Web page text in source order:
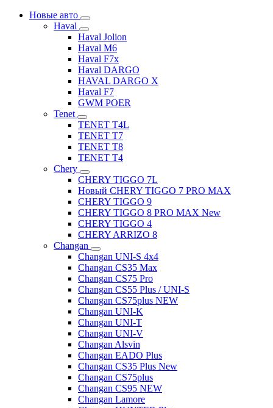
Новые авто
Haval
Haval Jolion
Haval M6
Haval F7x
Haval DARGO
HAVAL DARGO Х
Haval F7
GWM POER
Tenet
TENET T4L
TENET T7
TENET T8
TENET T4
Chery
CHERY TIGGO 7L
Новый CHERY TIGGO 7 PRO MAX
CHERY TIGGO 9
CHERY TIGGO 8 PRO MAX New
CHERY TIGGO 4
CHERY ARRIZO 8
Changan
Changan UNI-S 4x4
Changan CS35 Max
Changan CS75 Pro
Changan CS55 Plus / UNI-S
Changan CS75plus NEW
Changan UNI-K
Changan UNI-T
Changan UNI-V
Changan Alsvin
Changan EADO Plus
Changan CS35 Plus New
Changan CS75plus
Changan CS95 NEW
Changan Lamore